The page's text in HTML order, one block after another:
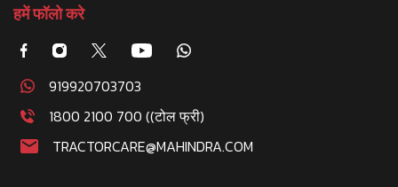
हमें फॉलो करे
919920703703
1800 2100 700 ((टोल फ्री)
TRACTORCARE@MAHINDRA.COM